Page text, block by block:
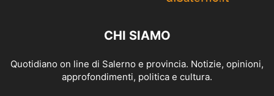
CHI SIAMO
Quotidiano on line di Salerno e provincia. Notizie, opinioni,
approfondimenti, politica e cultura.